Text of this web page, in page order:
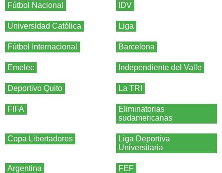
Fútbol Nacional IDV
Universidad Católica Liga
Fútbol Internacional Barcelona
Emelec Independiente del Valle
Deportivo Quito La TRI
FIFA
Eliminatorias
sudamericanas
Copa Libertadores
Liga Deportiva
Universitaria
Argentina FEF